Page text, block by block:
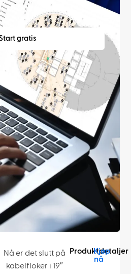
fra bygningen ned til
gratis
Nå er det slutt på
kabelfloker i 19″
Produktdetaljer
Kjøp
nå